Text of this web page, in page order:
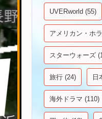
UVERworld(55)
アメリカン・ホ
スターウォーズ
旅行(24) 日
海外ドラマ (110)